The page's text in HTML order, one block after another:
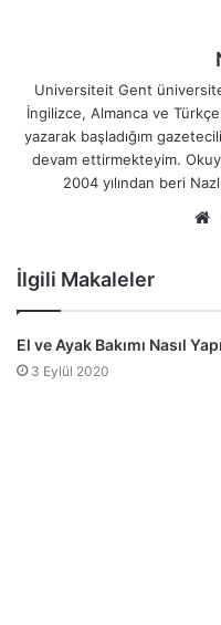
Universiteit Gent
İngilizce, Almanca ve
yazarak başladığım
devam ettirmekteyim.
2004 yılından beri
İlgili Makaleler
El ve Ayak Bakımı Nasıl
3 Eylül 2020